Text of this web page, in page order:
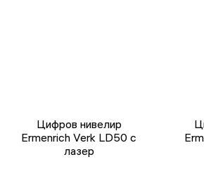
Цифров нивелир
Ermenrich Verk LD50 с
лазер